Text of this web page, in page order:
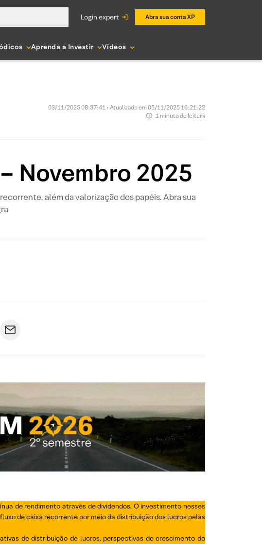
login expert Abra sua conta XP
Aprenda a Investir Vídeos
03/11/2025 08:37:41 • Atualizado em 05/11/2025 16:21:22
1 minuto de leitura
Novembro 2025
além da valorização dos papéis. Abra sua
de rendimento através de dividendos. O investimento nesses
de caixa recorrente por meio da distribuição dos lucros pelas
de distribuição de lucros, perspectivas de crescimento do